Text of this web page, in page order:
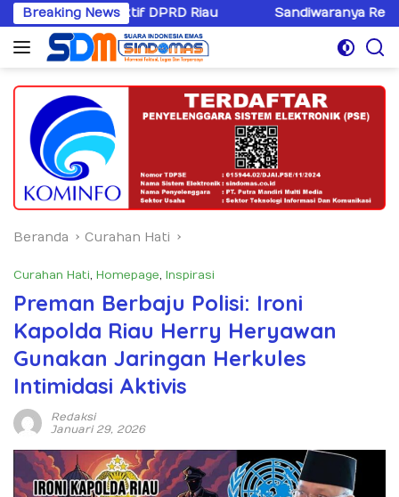
Langsung
ke
konten
Breaking News
Riau Sandiwaranya Rekonsiliasi Hotman
Beranda Curahan Hati
Curahan Hati, Homepage, Inspirasi
Preman Berbaju Polisi: Ironi
Kapolda Riau Herry Heryawan
Gunakan Jaringan Herkules
Intimidasi Aktivis
Redaksi
Januari 29, 2026